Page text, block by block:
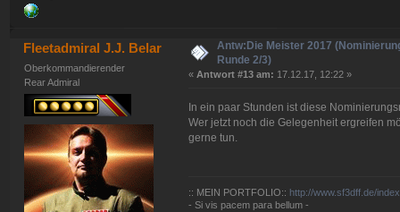
Fleetadmiral J.J. Belar
Oberkommandierender
Rear Admiral
Antw:Die Meister 2017
Runde 2/3)
« Antwort #13 am: 17.12.17, 12:22 »
In ein paar Stunden ist diese
Wer jetzt noch die Gelegenheit ergreifen
gerne tun.
:: MEIN PORTFOLIO:: http://www.sf3dff.de/
- Si vis pacem para bellum -